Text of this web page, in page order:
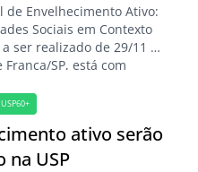
de Envelhecimento Ativo:
Sociais em Contexto
ser realizado de 29/11 a
SP, está com
e Sociais (FCHS), tem
de experiências,
cultural…
USP60+
ativo serão
na USP